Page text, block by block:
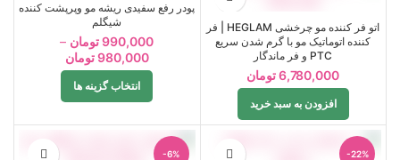
اتو فر کننده مو چرخشی HEGLAM | فر
کننده اتوماتیک مو با گرم شدن سریع
PTC و فر ماندگار
6,780,000تومان
افزودن به سبد خرید
پودر رفع سفیدی ریشه مو وپرپشت کننده
شیگلم
990,000تومان –
980,000تومان
انتخاب گزینه ها
-22%
-6%